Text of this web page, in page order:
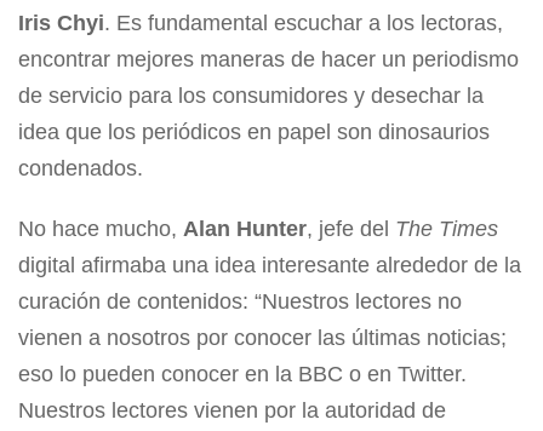
Iris Chyi. Es fundamental escuchar a los lectoras,
encontrar mejores maneras de hacer un periodismo
de servicio para los consumidores y desechar la
idea que los periódicos en papel son dinosaurios
condenados.
No hace mucho, Alan Hunter, jefe del The Times
digital afirmaba una idea interesante alrededor de la
curación de contenidos: “Nuestros lectores no
vienen a nosotros por conocer las últimas noticias;
eso lo pueden conocer en la BBC o en Twitter.
Nuestros lectores vienen por la autoridad de